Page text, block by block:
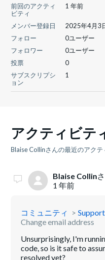
前回のアクティ
ビティ
1 年前
メンバー登録日
2025年4月3
フォロー
0ユーザー
フォロワー
0ユーザー
投票
0
サブスクリプシ
ョン
1
アクティビテ
Blaise Collinさんの最近のアクテ
Blaise Collin
1 年前
コミュニティ
Change email address
Unsurprisingly, I'm
code, so is it safe to
resolved yet?